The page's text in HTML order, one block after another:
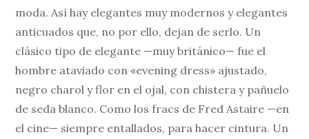
moda. Así hay elegantes muy modernos y elegantes
anticuados que, no por ello, dejan de serlo. Un
clásico tipo de elegante —muy británico— fue el
hombre ataviado con «evening dress» ajustado,
negro charol y flor en el ojal, con chistera y pañuelo
de seda blanco. Como los fracs de Fred Astaire —en
el cine— siempre entallados, para hacer cintura. Un